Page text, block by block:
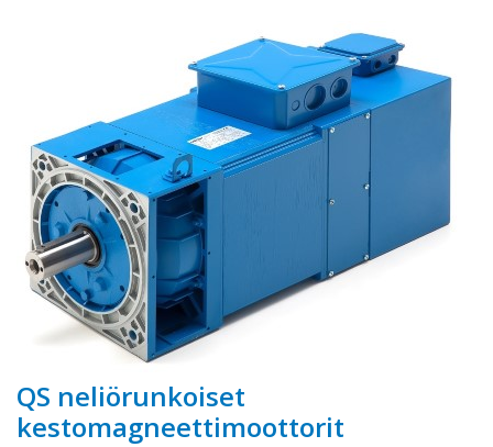
QS neliörunkoiset
kestomagneettimoottorit